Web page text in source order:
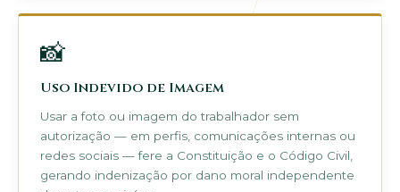
📸
Uso Indevido de Imagem
Usar a foto ou imagem do trabalhador sem
autorização — em perfis, comunicações internas ou
redes sociais — fere a Constituição e o Código Civil,
gerando indenização por dano moral independente